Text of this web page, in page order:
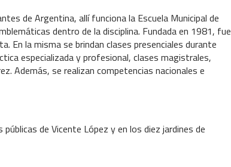
de Argentina, allí funciona la Escuela Municipal de
dentro de la disciplina. Fundada en 1981, fue
En la misma se brindan clases presenciales durante
especializada y profesional, clases magistrales,
Además, se realizan competencias nacionales e
de Vicente López y en los diez jardines de